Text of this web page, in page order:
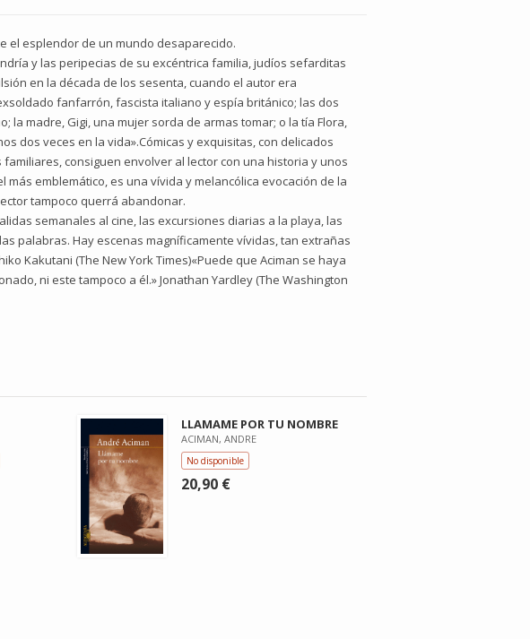
el esplendor de un mundo desaparecido.
y las peripecias de su excéntrica familia, judíos sefarditas
en la década de los sesenta, cuando el autor era
fanfarrón, fascista italiano y espía británico; las dos
la madre, Gigi, una mujer sorda de armas tomar; o la tía Flora,
dos veces en la vida».Cómicas y exquisitas, con delicados
consiguen envolver al lector con una historia y unos
emblemático, es una vívida y melancólica evocación de la
tampoco querrá abandonar.
semanales al cine, las excursiones diarias a la playa, las
palabras. Hay escenas magníficamente vívidas, tan extrañas
Kakutani (The New York Times)«Puede que Aciman se haya
ni este tampoco a él.» Jonathan Yardley (The Washington
LLAMAME POR TU NOMBRE
ACIMAN, ANDRE
No disponible
20,90 €